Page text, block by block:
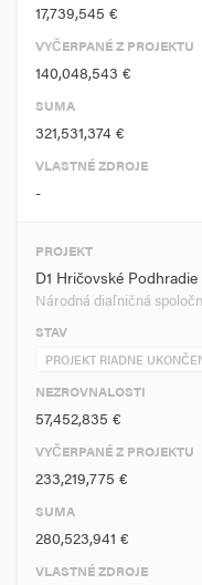
17,739,545 €
VYČERPANÉ Z PROJEKTU
140,048,543 €
SUMA
321,531,374 €
VLASTNÉ ZDROJE
-
PROJEKT
D1 Hričovské
Národná diaľničná
STAV
PROJEKT RIADNE
NEZROVNALOSTI
57,452,835 €
VYČERPANÉ Z PROJEKTU
233,219,775 €
SUMA
280,523,941 €
VLASTNÉ ZDROJE